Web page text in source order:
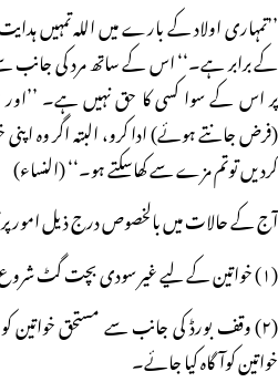
’’تمہاری اولاد کے بارے میں اللہ تمہیں
کے برابر ہے۔‘‘ اس کے ساتھ مرد کی
پر اس کے سوا کسی کا حق نہیں ہے۔
(فرض جانتے ہوئے) ادا کرو، البتہ اگر وہ
کردیں توتم مزے سے کھاسکتے ہو۔‘‘ (النساء)
آج کے حالات میں بالخصوص درج ذیل امور
(۱) خواتین کے لیے غیر سودی بچت گٹ شروع کیے جائیں۔
(۲) وقف بورڈ کی جانب سے مستحق
خواتین کوآگاہ کیا جائے۔